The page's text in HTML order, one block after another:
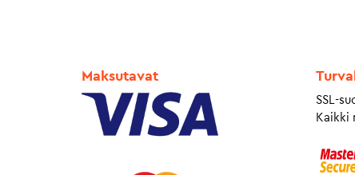
Maksutavat
SSL-
Kaikki